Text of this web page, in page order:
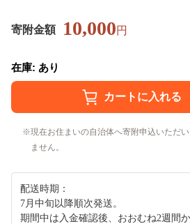
寄附金額 10,000円
在庫: あり
現在お住まいの自治体へ寄附申込いただ
ません。
配送時期：
7月中旬以降順次発送。
期間中は入金確認後、おおむね2週間